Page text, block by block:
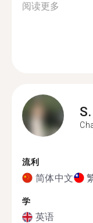
阅读更多
S.
流利
简体中文
学
英语